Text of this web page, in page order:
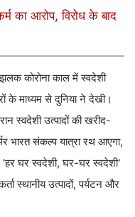
का आरोप, विरोध के बाद
कोरोना काल में स्वदेशी
के माध्यम से दुनिया ने देखी।
स्वदेशी उत्पादों की खरीद-
भारत संकल्प यात्रा रथ आएगा,
'हर घर स्वदेशी, घर-घर स्वदेशी'
स्थानीय उत्पादों, पर्यटन और